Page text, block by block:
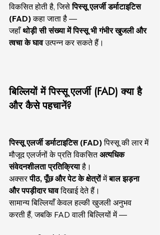
विकसित होती है, जिसे पिस्सू एलर्जी डर्माटाइटिस
(FAD) कहा जाता है —
जहाँ थोड़ी सी संख्या में पिस्सू भी गंभीर खुजली और
त्वचा के घाव उत्पन्न कर सकते हैं।
बिल्लियों में पिस्सू एलर्जी (FAD) क्या है
और कैसे पहचानें?
पिस्सू एलर्जी डर्माटाइटिस (FAD) पिस्सू की लार में
मौजूद एलर्जनों के प्रति विकसित अत्यधिक
संवेदनशीलता प्रतिक्रिया है।
अक्सर पीठ, पूँछ और पेट के क्षेत्रों में बाल झड़ना
और पपड़ीदार घाव दिखाई देते हैं।
सामान्य बिल्लियाँ केवल हल्की खुजली अनुभव
करती हैं, जबकि FAD वाली बिल्लियों में —